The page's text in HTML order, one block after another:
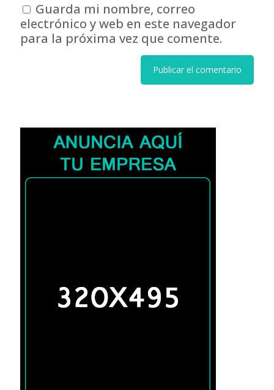
Guarda mi nombre, correo
electrónico y web en este navegador
para la próxima vez que comente.